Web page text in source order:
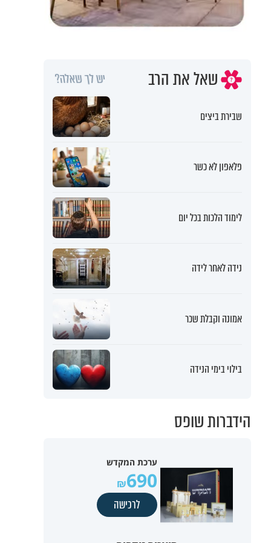
שאל את הרב יש לך שאלה?
שבירת ביצים
פלאפון לא כשר
לימוד הלכות בכל יום
נידה לאחר לידה
אמונה וקבלת שכר
בילוי בימי הנידה
הידברות שופס
ערכת המקדש
690
לרכישה